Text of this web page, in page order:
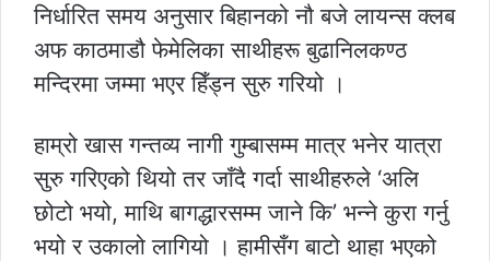
निर्धारित समय अनुसार बिहानको नौ बजे लायन्स क्लब
अफ काठमाडौ फेमेलिका साथीहरू बुढानिलकण्ठ
मन्दिरमा जम्मा भएर हिँड्न सुरु गरियो ।
हाम्रो खास गन्तव्य नागी गुम्बासम्म मात्र भनेर यात्रा
सुरु गरिएको थियो तर जाँदै गर्दा साथीहरुले ‘अलि
छोटो भयो, माथि बागद्धारसम्म जाने कि’ भन्ने कुरा गर्नु
भयो र उकालो लागियो । हामीसँग बाटो थाहा भएको